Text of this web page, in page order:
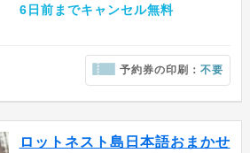
6日前までキャンセル無料
予約券の印刷：不要
ロットネスト島日本語おまかせ